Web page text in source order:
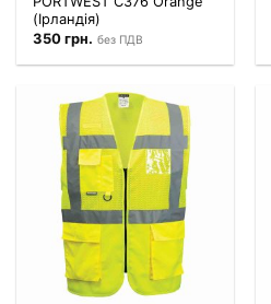
(Ірландія)
350грн. без ПДВ